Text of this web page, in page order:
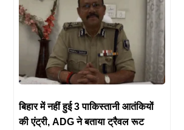
बिहार में नहीं हुई 3 पाकिस्तानी आतंकियों
की एंट्री, ADG ने बताया ट्रैवल रूट